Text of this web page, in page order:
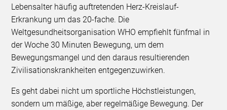
Lebensalter häufig auftretenden Herz-Kreislauf-
Erkrankung um das 20-fache. Die
Weltgesundheitsorganisation WHO empfiehlt fünfmal in
der Woche 30 Minuten Bewegung, um dem
Bewegungsmangel und den daraus resultierenden
Zivilisationskrankheiten entgegenzuwirken.
Es geht dabei nicht um sportliche Höchstleistungen,
sondern um mäßige, aber regelmäßige Bewegung. Der